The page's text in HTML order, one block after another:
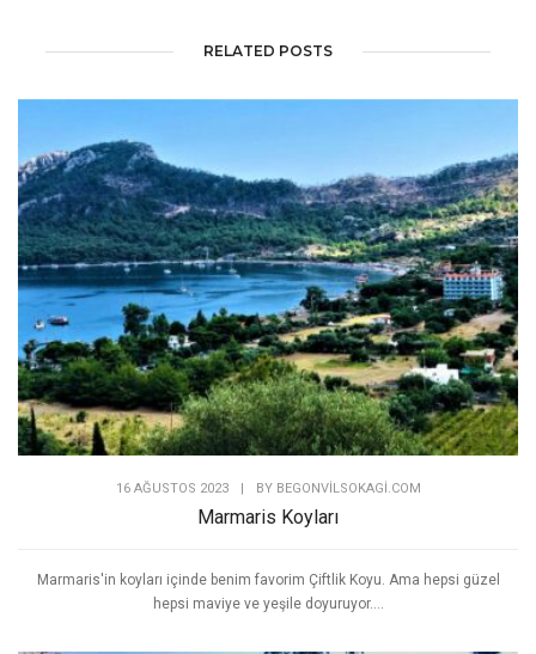
RELATED POSTS
16 AĞUSTOS 2023 | BY BEGONVILSOKAGI.COM
Marmaris Koyları
Marmaris'in koyları içinde benim favorim Çiftlik Koyu. Ama hepsi güzel
hepsi maviye ve yeşile doyuruyor....